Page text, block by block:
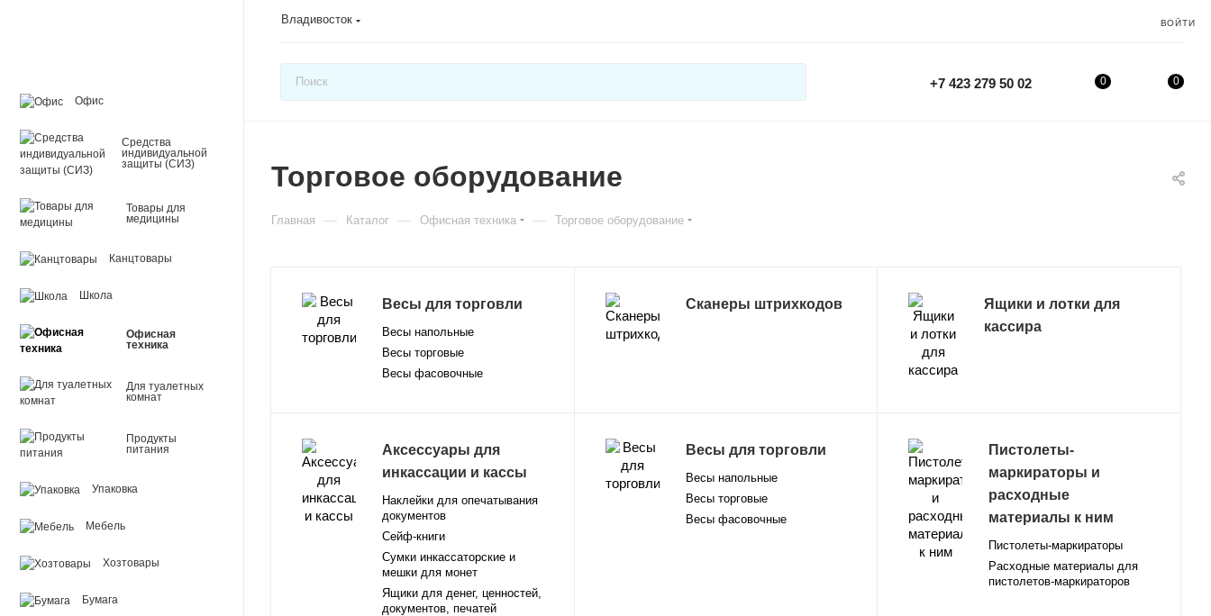
Владивосток ВОЙТИ
+7 423 279 50 02 0
0
Офис
Средства
индивидуальной
защиты (СИЗ)
Товары для
медицины
Канцтовары
Школа
Офисная
техника
Для туалетных
комнат
Продукты
питания
Упаковка
Мебель
Хозтовары
Бумага
Торговое оборудование
Главная — Каталог — Офисная техника — Торговое оборудование
Весы для торговли
Весы напольные
Весы торговые
Весы фасовочные
Сканеры штрихкодов
Ящики и лотки для
кассира
Аксессуары для
инкассации и кассы
Наклейки для опечатывания
документов
Сейф-книги
Сумки инкассаторские и
мешки для монет
Ящики для денег, ценностей,
документов, печатей
Весы для торговли
Весы напольные
Весы торговые
Весы фасовочные
Пистолеты-
маркираторы и
расходные
материалы к ним
Пистолеты-маркираторы
Расходные материалы для
пистолетов-маркираторов